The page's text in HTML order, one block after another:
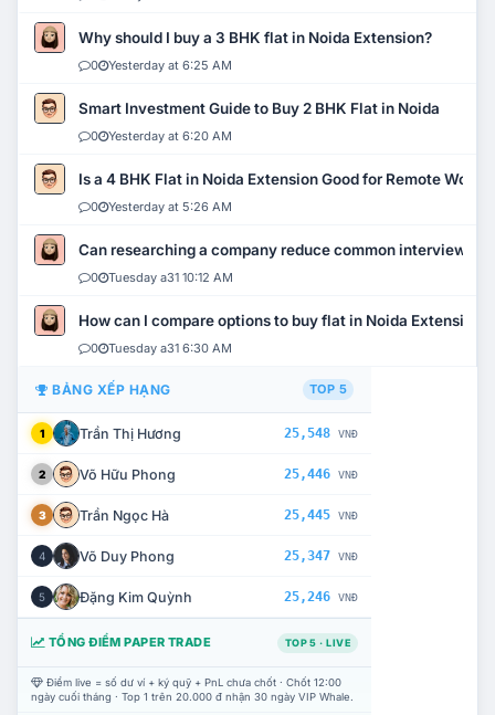
Why should I buy a 3 BHK flat in Noida Extension?
0 Yesterday at 6:25 AM
Smart Investment Guide to Buy 2 BHK Flat in Noida
0 Yesterday at 6:20 AM
Is a 4 BHK Flat in Noida Extension Good for Remote Work?
0 Yesterday at 5:26 AM
Can researching a company reduce common interview
0 Tuesday a31 10:12 AM
How can I compare options to buy flat in Noida Extension?
0 Tuesday a31 6:30 AM
BẢNG XẾP HẠNG TOP 5
1 Trần Thị Hương 25,548 VNĐ
2 Võ Hữu Phong 25,446 VNĐ
3 Trần Ngọc Hà 25,445 VNĐ
4 Võ Duy Phong 25,347 VNĐ
5 Đặng Kim Quỳnh 25,246 VNĐ
TỔNG ĐIỂM PAPER TRADE TOP 5 · LIVE
Điểm live = số dư ví + ký quỹ + PnL chưa chốt · Chốt 12:00
ngày cuối tháng · Top 1 trên 20.000 đ nhận 30 ngày VIP Whale.